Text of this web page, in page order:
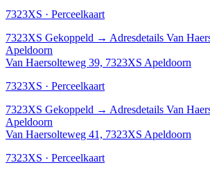
7323XS · Perceelkaart
7323XS Gekoppeld → Adresdetails Van
Apeldoorn
Van Haersolteweg 39, 7323XS Apeldoorn
7323XS · Perceelkaart
7323XS Gekoppeld → Adresdetails Van
Apeldoorn
Van Haersolteweg 41, 7323XS Apeldoorn
7323XS · Perceelkaart